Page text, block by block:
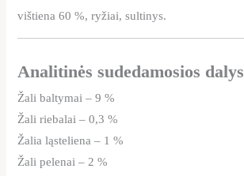
vištiena 60 %, ryžiai, sultinys.
Analitinės sudedamosios dalys
Žali baltymai – 9 %
Žali riebalai – 0,3 %
Žalia ląsteliena – 1 %
Žali pelenai – 2 %